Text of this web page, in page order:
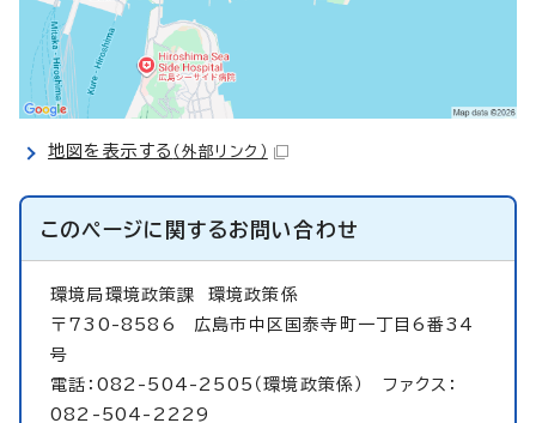
地図を表示する （外部リンク）
このページに関するお問い合わせ
環境局環境政策課 環境政策係
〒730-8586 広島市中区国泰寺町一丁目6番34
号
電話：082-504-2505（環境政策係） ファクス：
082-504-2229